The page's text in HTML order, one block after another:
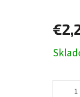
cena: